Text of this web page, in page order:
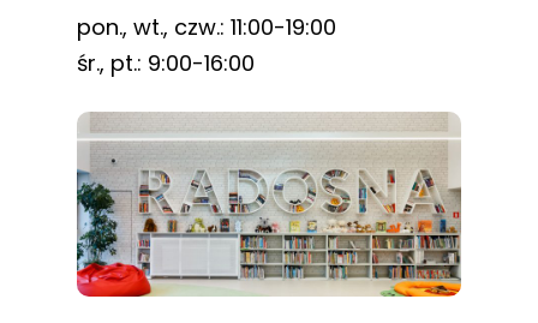
pon., wt., czw.: 11:00-19:00
śr., pt.: 9:00-16:00